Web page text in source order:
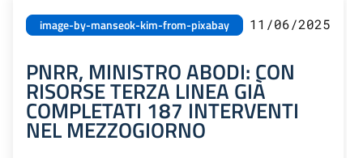
image-by-manseok-kim-from-pixabay 11/06/2025
PNRR, MINISTRO ABODI: CON
RISORSE TERZA LINEA GIÀ
COMPLETATI 187 INTERVENTI
NEL MEZZOGIORNO